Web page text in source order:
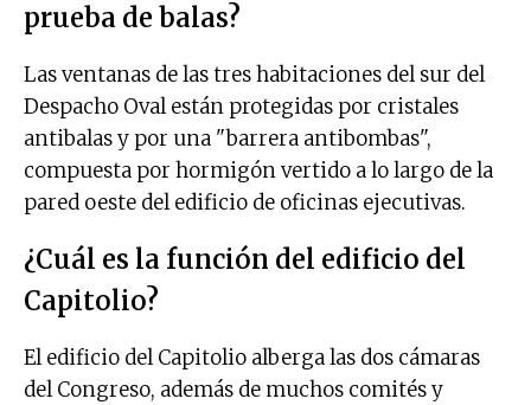
prueba de balas?
Las ventanas de las tres habitaciones del sur del
Despacho Oval están protegidas por cristales
antibalas y por una "barrera antibombas",
compuesta por hormigón vertido a lo largo de la
pared oeste del edificio de oficinas ejecutivas.
¿Cuál es la función del edificio del
Capitolio?
El edificio del Capitolio alberga las dos cámaras
del Congreso, además de muchos comités y